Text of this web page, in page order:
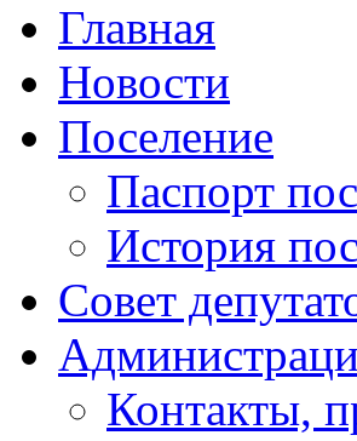
Главная
Новости
Поселение
Паспорт
История
Совет
Контакты,